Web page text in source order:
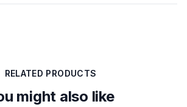
RELATED PRODUCTS
might also like